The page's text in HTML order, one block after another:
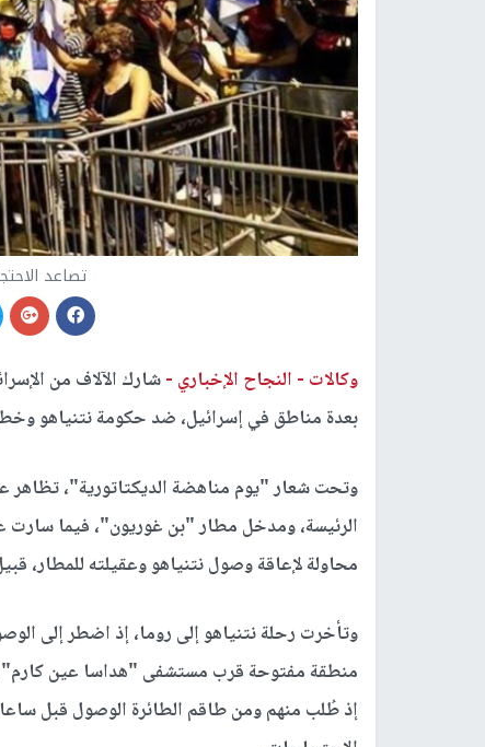
تصاعد
وكالات - النجاح الإخباري -شارك الآلاف من
بعدة مناطق في إسرائيل، ضد حكومة نتنياهو
وتحت شعار "يوم مناهضة الديكتاتورية"، تظاهر
الرئيسة، ومدخل مطار "بن غوريون"، فيما سارت
محاولة لإعاقة وصول نتنياهو وعقيلته للمطار،
وتأخرت رحلة نتنياهو إلى روما، إذ اضطر إلى
منطقة مفتوحة قرب مستشفى "هداسا عين كارم"
إذ طُلب منهم ومن طاقم الطائرة الوصول قبل